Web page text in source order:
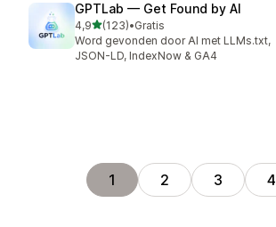
GPTLab — Get Found by AI
4,9van 5 sterren
(123)
123 recensies in totaal
•Gratis
Word gevonden door AI met LLMs.txt,
JSON-LD, IndexNow & GA4
1 2 3 4